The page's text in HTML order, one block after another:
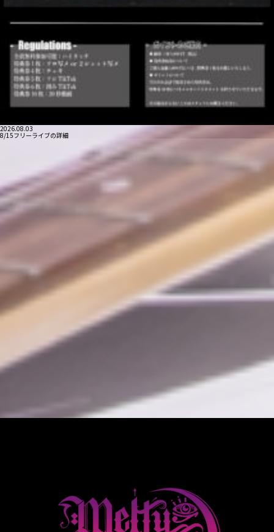
2026.08.03
8/15フリーライブの詳細